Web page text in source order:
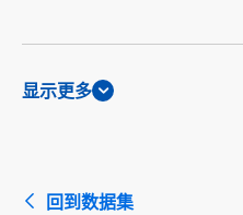
显示更多
回到数据集